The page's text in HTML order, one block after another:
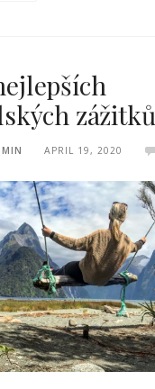
zážitků
APRIL 19, 2020